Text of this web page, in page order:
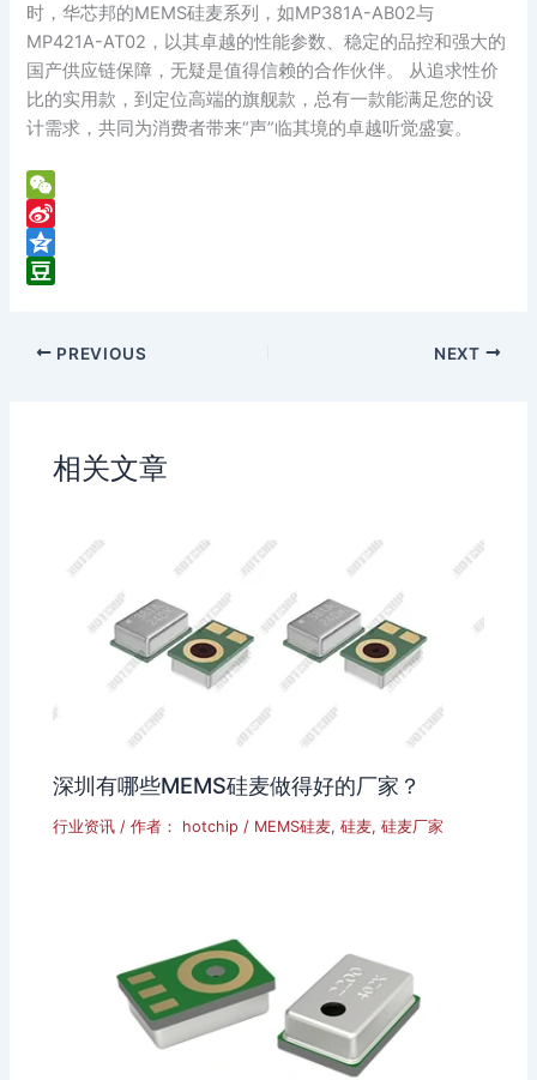
时，华芯邦的MEMS硅麦系列，如MP381A-AB02与
MP421A-AT02，以其卓越的性能参数、稳定的品控和强大的
国产供应链保障，无疑是值得信赖的合作伙伴。 从追求性价
比的实用款，到定位高端的旗舰款，总有一款能满足您的设
计需求，共同为消费者带来“声”临其境的卓越听觉盛宴。
W
e
C
S
W
Q
n
PREVIOUS NEXT
相关文章
深圳有哪些MEMS硅麦做得好的厂家？
行业资讯 / 作者： hotchip/ MEMS硅麦,硅麦,硅麦厂家